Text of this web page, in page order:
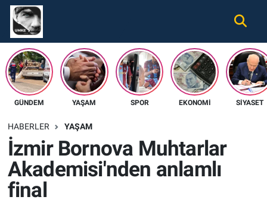
GÜNDEM YAŞAM SPOR EKONOMI SIYASET
HABERLER YAŞAM
İzmir Bornova Muhtarlar
Akademisi'nden anlamlı
final
Gündem
Ekonomi
Spor
Tüm Haberler
İletişim
Nöbetçi Eczaneler
Hava Durumu
Namaz Vakitleri
Süper Lig Puan Durumu ve Fikstür
Tüm Manşetler